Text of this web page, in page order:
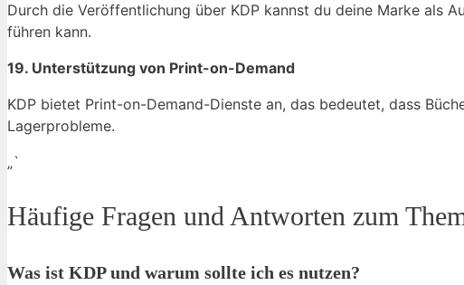
Durch die Veröffentlichung über KDP kannst du deine Marke als
führen kann.
19. Unterstützung von Print-on-Demand
KDP bietet Print-on-Demand-Dienste an, das bedeutet, dass
Lagerprobleme.
„`
Häufige Fragen und Antworten zum
Was ist KDP und warum sollte ich es nutzen?